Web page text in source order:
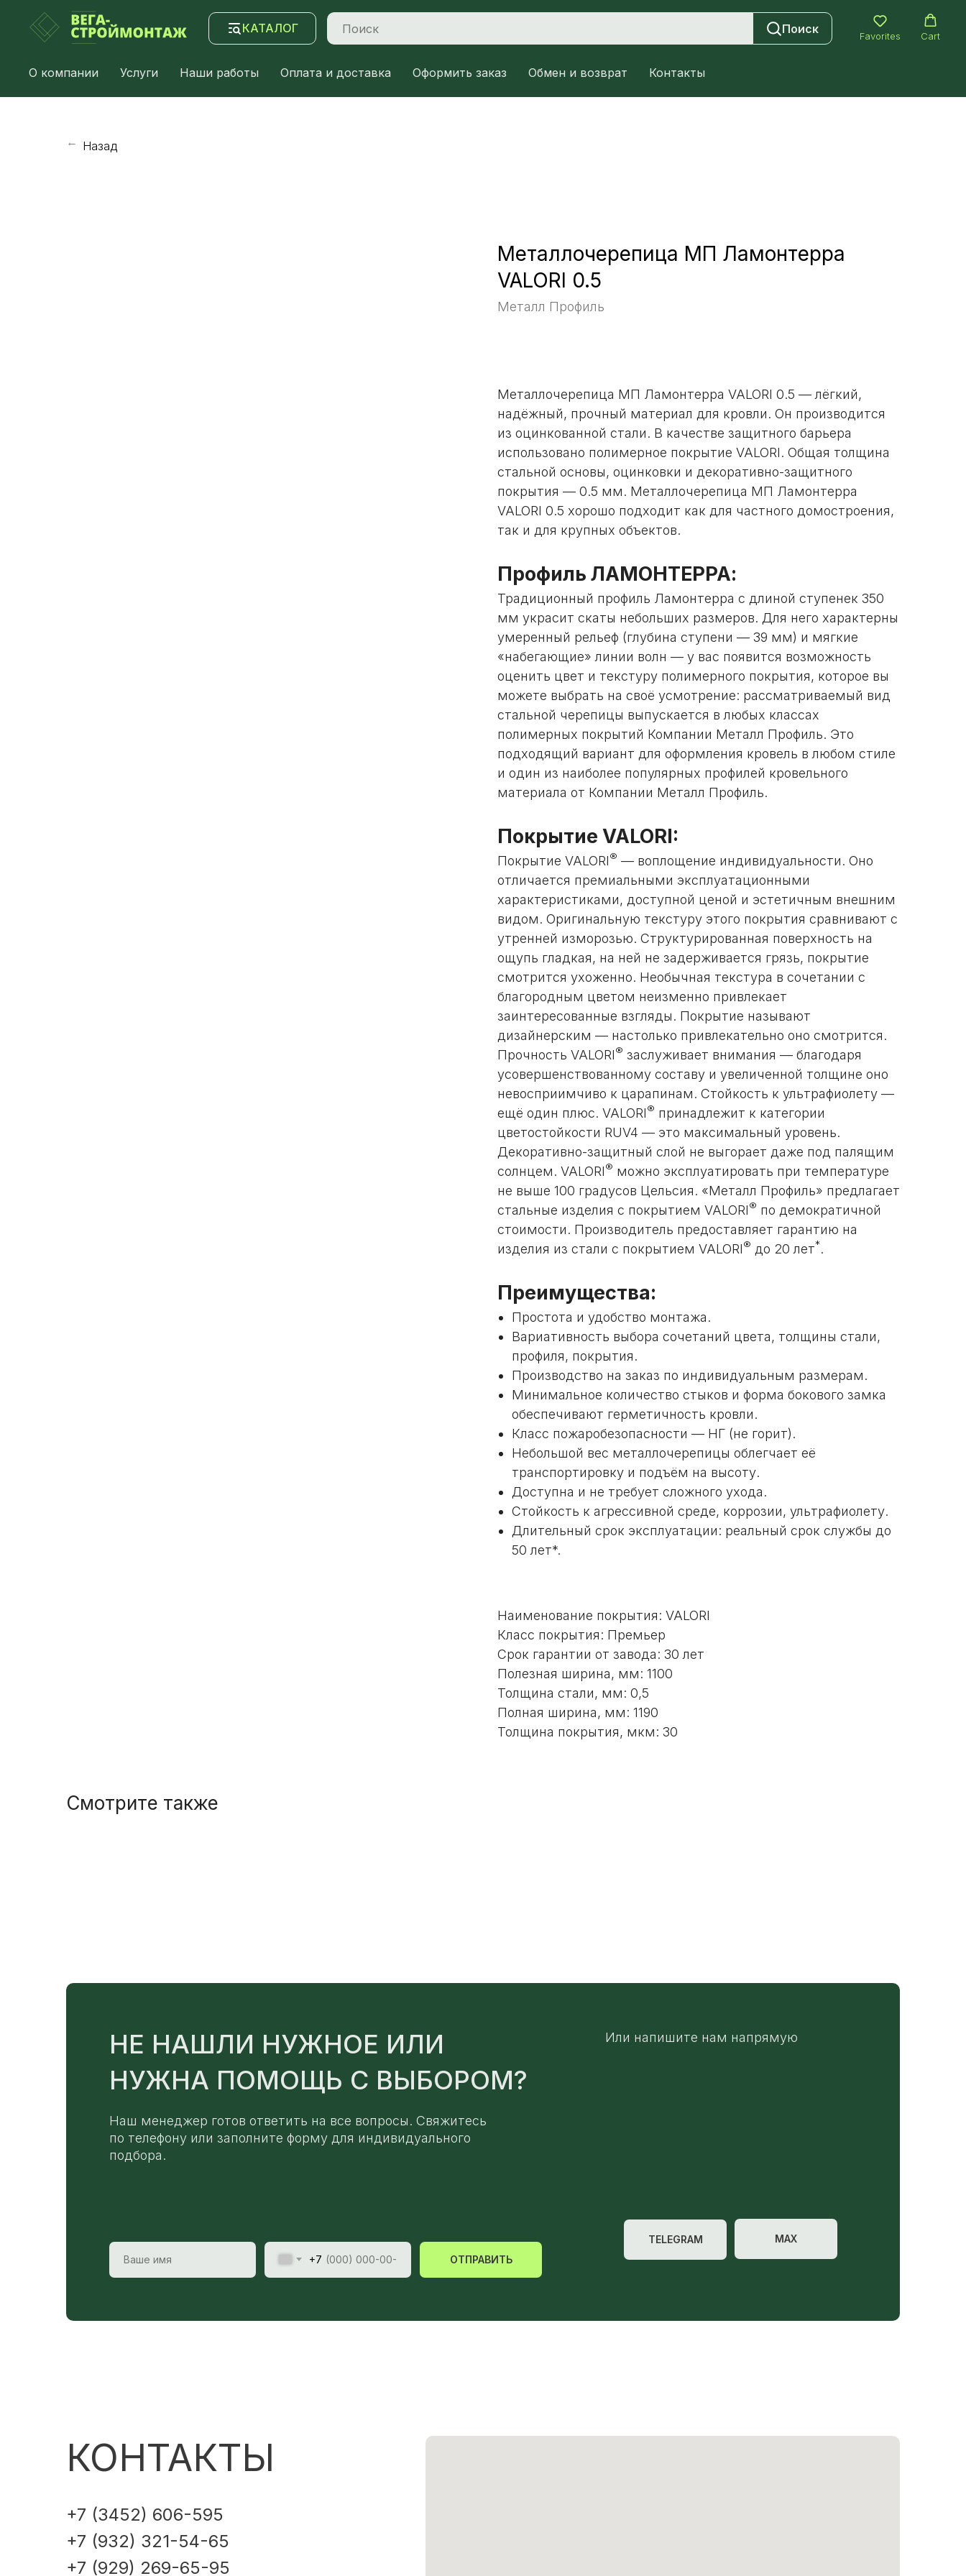
КАТАЛОГ Поиск
Favorites Cart
О компании Услуги Наши работы Оплата и доставка Оформить заказ Обмен и возврат Контакты
→ Назад
Металлочерепица МП Ламонтерра
VALORI 0.5
Металл Профиль
Металлочерепица МП Ламонтерра VALORI 0.5 — лёгкий,
надёжный, прочный материал для кровли. Он производится
из оцинкованной стали. В качестве защитного барьера
использовано полимерное покрытие VALORI. Общая толщина
стальной основы, оцинковки и декоративно-защитного
покрытия — 0.5 мм. Металлочерепица МП Ламонтерра
VALORI 0.5 хорошо подходит как для частного домостроения,
так и для крупных объектов.
Профиль ЛАМОНТЕРРА:
Традиционный профиль Ламонтерра с длиной ступенек 350
мм украсит скаты небольших размеров. Для него характерны
умеренный рельеф (глубина ступени — 39 мм) и мягкие
«набегающие» линии волн — у вас появится возможность
оценить цвет и текстуру полимерного покрытия, которое вы
можете выбрать на своё усмотрение: рассматриваемый вид
стальной черепицы выпускается в любых классах
полимерных покрытий Компании Металл Профиль. Это
подходящий вариант для оформления кровель в любом стиле
и один из наиболее популярных профилей кровельного
материала от Компании Металл Профиль.
Покрытие VALORI:
Покрытие VALORI® — воплощение индивидуальности. Оно
отличается премиальными эксплуатационными
характеристиками, доступной ценой и эстетичным внешним
видом. Оригинальную текстуру этого покрытия сравнивают с
утренней изморозью. Структурированная поверхность на
ощупь гладкая, на ней не задерживается грязь, покрытие
смотрится ухоженно. Необычная текстура в сочетании с
благородным цветом неизменно привлекает
заинтересованные взгляды. Покрытие называют
дизайнерским — настолько привлекательно оно смотрится.
Прочность VALORI® заслуживает внимания — благодаря
усовершенствованному составу и увеличенной толщине оно
невосприимчиво к царапинам. Стойкость к ультрафиолету —
ещё один плюс. VALORI® принадлежит к категории
цветостойкости RUV4 — это максимальный уровень.
Декоративно-защитный слой не выгорает даже под палящим
солнцем. VALORI® можно эксплуатировать при температуре
не выше 100 градусов Цельсия. «Металл Профиль» предлагает
стальные изделия с покрытием VALORI® по демократичной
стоимости. Производитель предоставляет гарантию на
изделия из стали с покрытием VALORI® до 20 лет*.
Преимущества:
Простота и удобство монтажа.
Вариативность выбора сочетаний цвета, толщины стали,
профиля, покрытия.
Производство на заказ по индивидуальным размерам.
Минимальное количество стыков и форма бокового замка
обеспечивают герметичность кровли.
Класс пожаробезопасности — НГ (не горит).
Небольшой вес металлочерепицы облегчает её
транспортировку и подъём на высоту.
Доступна и не требует сложного ухода.
Стойкость к агрессивной среде, коррозии, ультрафиолету.
Длительный срок эксплуатации: реальный срок службы до
50 лет*.
Наименование покрытия: VALORI
Класс покрытия: Премьер
Срок гарантии от завода: 30 лет
Полезная ширина, мм: 1100
Толщина стали, мм: 0,5
Полная ширина, мм: 1190
Толщина покрытия, мкм: 30
Смотрите также
НЕ НАШЛИ НУЖНОЕ ИЛИ
НУЖНА ПОМОЩЬ С ВЫБОРОМ?
Или напишите нам напрямую
Наш менеджер готов ответить на все вопросы. Свяжитесь
по телефону или заполните форму для индивидуального
подбора.
+7 ОТПРАВИТЬ
MAX
TELEGRAM
КОНТАКТЫ
+7 (3452) 606-595
+7 (932) 321-54-65
+7 (929) 269-65-95